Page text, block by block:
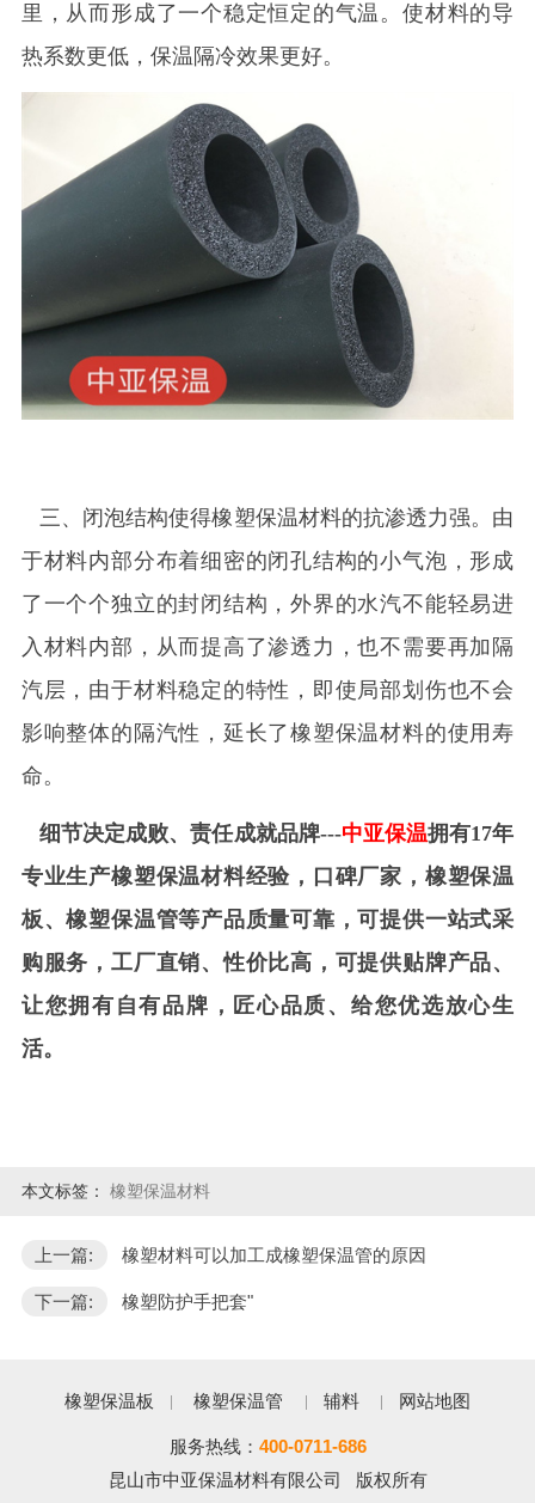
里，从而形成了一个稳定恒定的气温。使材料的导
热系数更低，保温隔冷效果更好。
三、闭泡结构使得橡塑保温材料的抗渗透力强。由
于材料内部分布着细密的闭孔结构的小气泡，形成
了一个个独立的封闭结构，外界的水汽不能轻易进
入材料内部，从而提高了渗透力，也不需要再加隔
汽层，由于材料稳定的特性，即使局部划伤也不会
影响整体的隔汽性，延长了橡塑保温材料的使用寿
命。
细节决定成败、责任成就品牌---中亚保温拥有17年
专业生产橡塑保温材料经验，口碑厂家，橡塑保温
板、橡塑保温管等产品质量可靠，可提供一站式采
购服务，工厂直销、性价比高，可提供贴牌产品、
让您拥有自有品牌，匠心品质、给您优选放心生
活。
本文标签： 橡塑保温材料
上一篇: 橡塑材料可以加工成橡塑保温管的原因
下一篇: 橡塑防护手把套"
橡塑保温板 橡塑保温管 辅料 网站地图
服务热线： 400-0711-686
昆山市中亚保温材料有限公司 版权所有